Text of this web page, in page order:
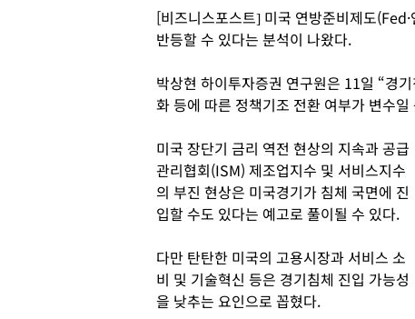
[비즈니스포스트] 미국 연방준비제도
반등할 수 있다는 분석이 나왔다.
박상현 하이투자증권 연구원은 11일 “경
화 등에 따른 정책기조 전환 여부가 변수
미국 장단기 금리 역전 현상의 지속과 공급
관리협회(ISM) 제조업지수 및 서비스지수
의 부진 현상은 미국경기가 침체 국면에 진
입할 수도 있다는 예고로 풀이될 수 있다.
다만 탄탄한 미국의 고용시장과 서비스 소
비 및 기술혁신 등은 경기침체 진입 가능성
을 낮추는 요인으로 꼽혔다.